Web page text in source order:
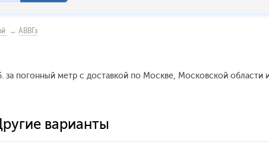
→ АВВГз
за погонный метр с доставкой по Москве, Московской области
варианты